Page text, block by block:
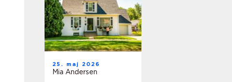
25. maj 2026
Mia Andersen